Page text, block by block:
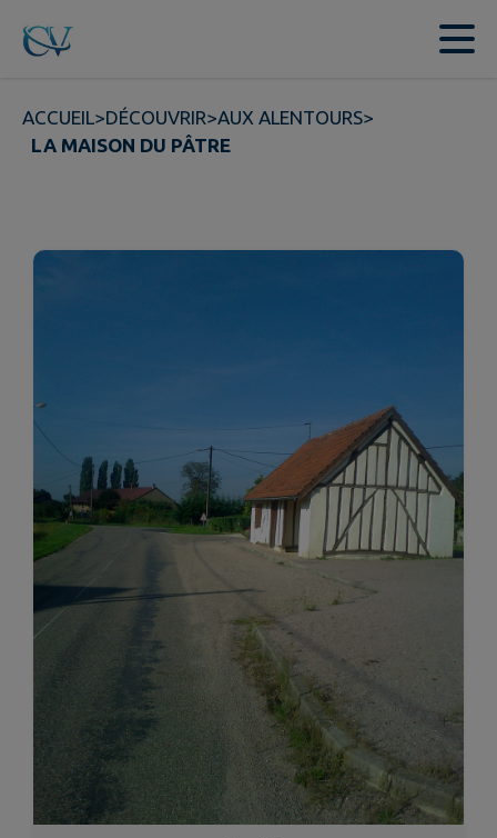
Contenu
ACCUEIL>DÉCOUVRIR>AUX ALENTOURS>
LA MAISON DU PÂTRE